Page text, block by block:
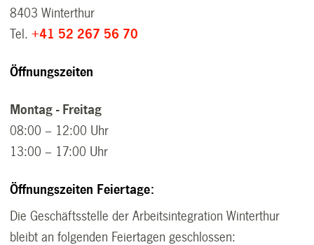
8403 Winterthur
Tel.+41 52 267 56 70
Öffnungszeiten
Montag - Freitag
08:00 – 12:00 Uhr
13:00 – 17:00 Uhr
Öffnungszeiten Feiertage:
Die Geschäftsstelle der Arbeitsintegration Winterthur
bleibt an folgenden Feiertagen geschlossen: